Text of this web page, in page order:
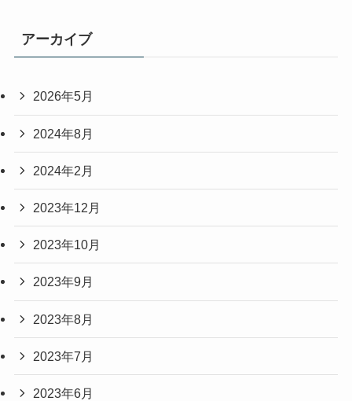
アーカイブ
2026年5月
2024年8月
2024年2月
2023年12月
2023年10月
2023年9月
2023年8月
2023年7月
2023年6月